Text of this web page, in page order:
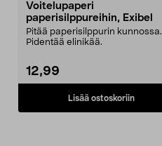
Voitelupaperi
paperisilppureihin, Exibel
Pitää paperisilppurin kunnossa.
Pidentää elinikää.
12,99
Lisää ostoskoriin